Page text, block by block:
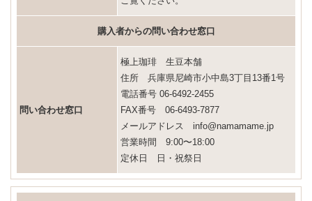
購入者からの問い合わせ窓口
問い合わせ窓口
極上珈琲 生豆本舗
住所 兵庫県尼崎市小中島3丁目13番1号
電話番号 06-6492-2455
FAX番号 06-6493-7877
メールアドレス info@namamame.jp
営業時間 9:00〜18:00
定休日 日・祝祭日